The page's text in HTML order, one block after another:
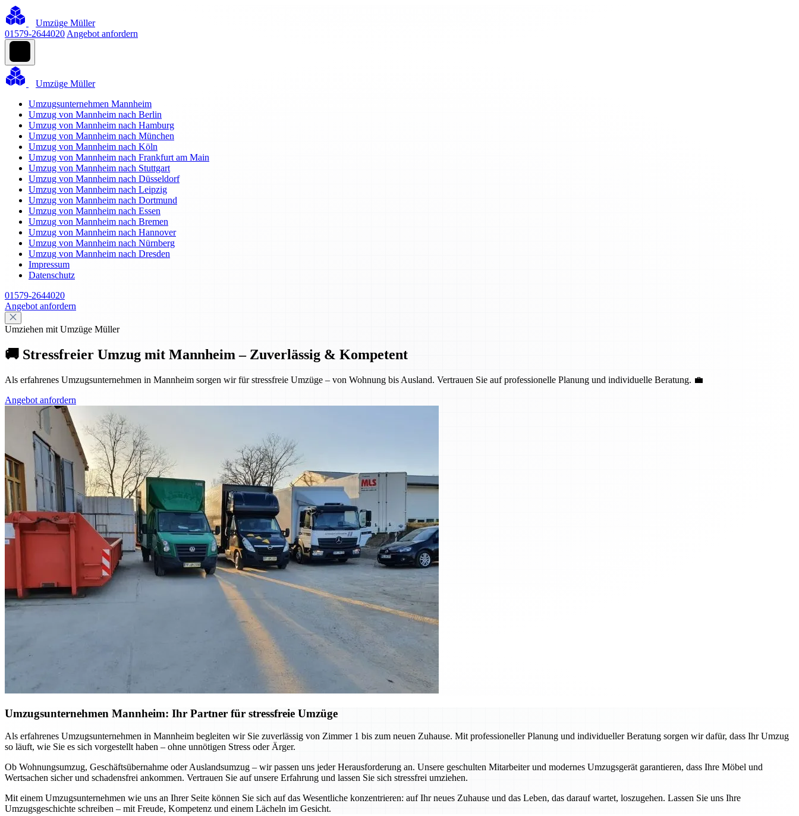
Umzüge Müller
01579-2644020 Angebot anfordern
Umzüge Müller
Umzugsunternehmen Mannheim
Umzug von Mannheim nach Berlin
Umzug von Mannheim nach Hamburg
Umzug von Mannheim nach München
Umzug von Mannheim nach Köln
Umzug von Mannheim nach Frankfurt am Main
Umzug von Mannheim nach Stuttgart
Umzug von Mannheim nach Düsseldorf
Umzug von Mannheim nach Leipzig
Umzug von Mannheim nach Dortmund
Umzug von Mannheim nach Essen
Umzug von Mannheim nach Bremen
Umzug von Mannheim nach Hannover
Umzug von Mannheim nach Nürnberg
Umzug von Mannheim nach Dresden
Impressum
Datenschutz
01579-2644020
Angebot anfordern
Umziehen mit Umzüge Müller
🚚 Stressfreier Umzug mit Mannheim – Zuverlässig & Kompetent
Als erfahrenes Umzugsunternehmen in Mannheim sorgen wir für stressfreie Umzüge – von Wohnung bis Ausland. Vertrauen Sie auf professionelle Planung und individuelle Beratung. 💼
Angebot anfordern
Umzugsunternehmen Mannheim: Ihr Partner für stressfreie Umzüge
Als erfahrenes Umzugsunternehmen in Mannheim begleiten wir Sie zuverlässig von Zimmer 1 bis zum neuen Zuhause. Mit professioneller Planung und individueller Beratung sorgen wir dafür, dass Ihr Umzug
so läuft, wie Sie es sich vorgestellt haben – ohne unnötigen Stress oder Ärger.
Ob Wohnungsumzug, Geschäftsübernahme oder Auslandsumzug – wir passen uns jeder Herausforderung an. Unsere geschulten Mitarbeiter und modernes Umzugsgerät garantieren, dass Ihre Möbel und
Wertsachen sicher und schadensfrei ankommen. Vertrauen Sie auf unsere Erfahrung und lassen Sie sich stressfrei umziehen.
Mit einem Umzugsunternehmen wie uns an Ihrer Seite können Sie sich auf das Wesentliche konzentrieren: auf Ihr neues Zuhause und das Leben, das darauf wartet, loszugehen. Lassen Sie uns Ihre
Umzugsgeschichte schreiben – mit Freude, Kompetenz und einem Lächeln im Gesicht.